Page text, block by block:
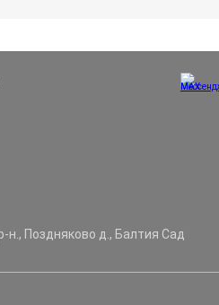
н., Поздняково д., Балтия Сад